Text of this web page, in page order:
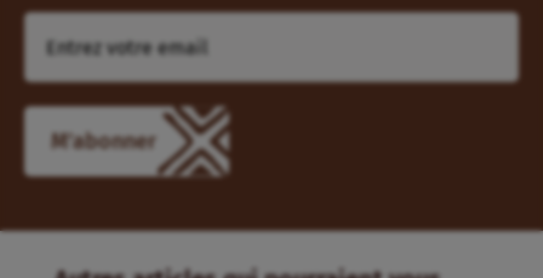
M'abonner